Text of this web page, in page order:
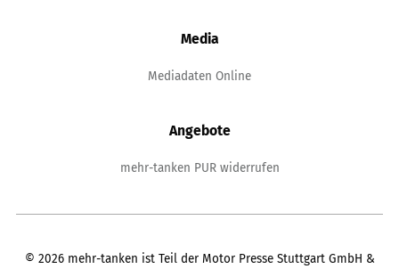
Media
Mediadaten Online
Angebote
mehr-tanken PUR widerrufen
© 2026 mehr-tanken ist Teil der Motor Presse Stuttgart GmbH &